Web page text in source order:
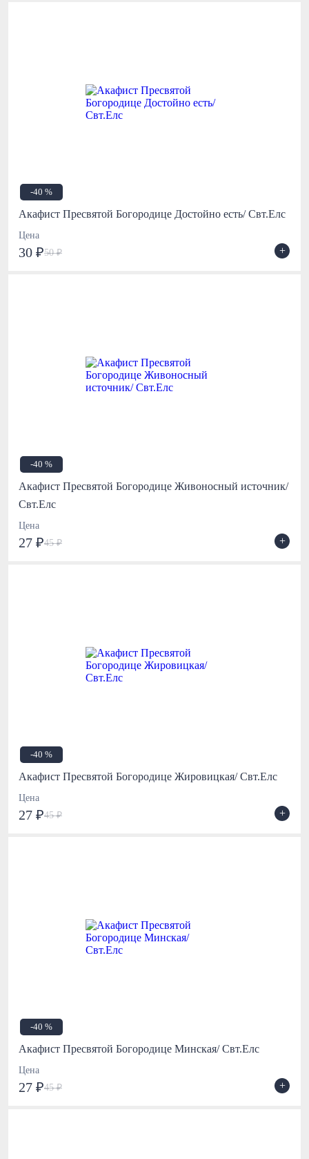
-40 %
Акафист Пресвятой Богородице Достойно есть/ Свт.Елс
Цена
30 ₽50 ₽ +
-40 %
Акафист Пресвятой Богородице Живоносный источник/
Свт.Елс
Цена
27 ₽45 ₽ +
-40 %
Акафист Пресвятой Богородице Жировицкая/ Свт.Елс
Цена
27 ₽45 ₽ +
-40 %
Акафист Пресвятой Богородице Минская/ Свт.Елс
Цена
27 ₽45 ₽ +